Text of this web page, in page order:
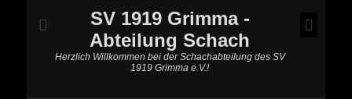
SV 1919 Grimma -
Abteilung Schach
Herzlich Willkommen bei der Schachabteilung des SV
1919 Grimma e.V.!